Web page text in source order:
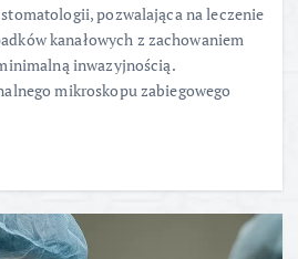
pozwalająca na leczenie
kanałowych z zachowaniem
inwazyjnością.
mikroskopu zabiegowego